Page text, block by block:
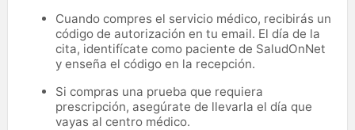
Cuando compres el servicio médico, recibirás un
código de autorización en tu email. El día de la
cita, identifícate como paciente de SaludOnNet
y enseña el código en la recepción.
Si compras una prueba que requiera
prescripción, asegúrate de llevarla el día que
vayas al centro médico.